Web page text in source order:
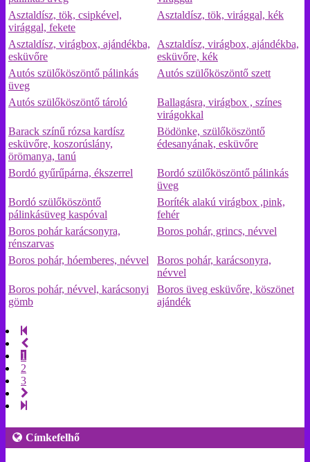
Asztaldísz, tök, csipkével,
virággal, fekete
Asztaldísz, tök, virággal, kék
Asztaldísz, virágbox, ajándékba,
esküvőre
Asztaldísz, virágbox, ajándékba,
esküvőre, kék
Autós szülőköszöntő pálinkás
üveg
Autós szülőköszöntő szett
Autós szülőköszöntő tároló
Ballagásra, virágbox , színes
virágokkal
Barack színű rózsa kardísz
esküvőre, koszorúslány,
örömanya, tanú
Bödönke, szülőköszöntő
édesanyának, esküvőre
Bordó gyűrűpárna, ékszerrel
Bordó szülőköszöntő pálinkás
üveg
Bordó szülőköszöntő
pálinkásüveg kaspóval
Boríték alakú virágbox ,pink,
fehér
Boros pohár karácsonyra,
rénszarvas
Boros pohár, grincs, névvel
Boros pohár, hóemberes, névvel
Boros pohár, karácsonyra,
névvel
Boros pohár, névvel, karácsonyi
gömb
Boros üveg esküvőre, köszönet
ajándék
1
2
3
Címkefelhő